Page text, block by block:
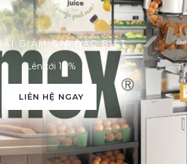
GIẢM GIÁ ĐẶC BIỆT
Lên tới 10%
LIÊN HỆ NGAY